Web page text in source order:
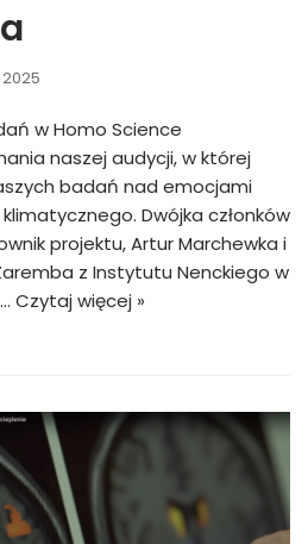
w Homo Science
naszej audycji, w której
badań nad emocjami
Dwójka członków
projektu, Artur Marchewka i
z Instytutu Nenckiego w
Czytaj więcej »